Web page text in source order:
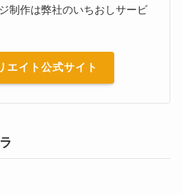
制作は弊社のいちおしサービ
エイト公式サイト